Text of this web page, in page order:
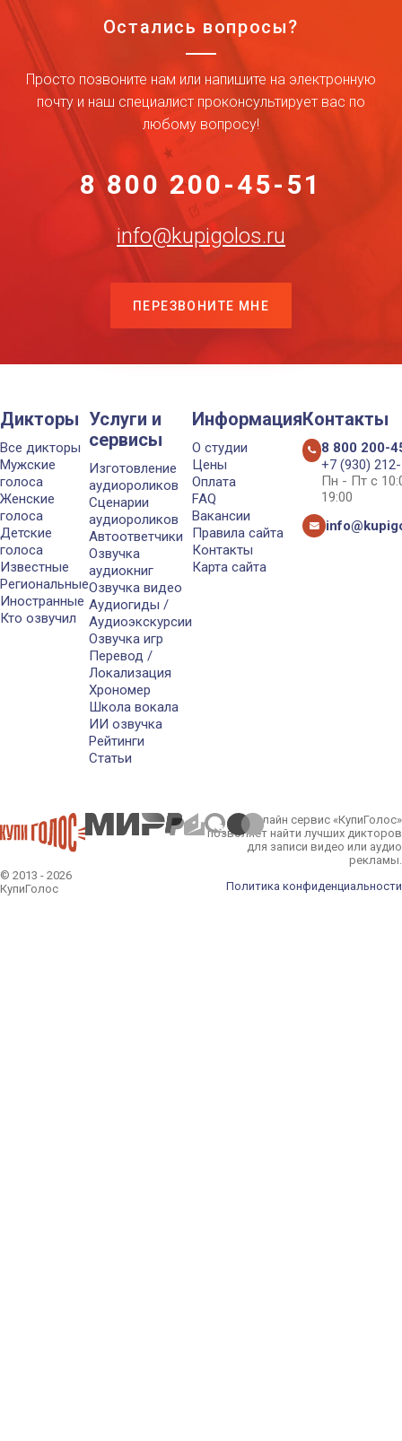
Остались вопросы?
Просто позвоните нам или напишите на электронную
почту и наш специалист проконсультирует вас по
любому вопросу!
8 800 200-45-51
info@kupigolos.ru
ПЕРЕЗВОНИТЕ МНЕ
Дикторы
Все дикторы
Мужские
голоса
Женские
голоса
Детские
голоса
Известные
Региональные
Иностранные
Кто озвучил
Услуги и
сервисы
Изготовление
аудиороликов
Сценарии
аудиороликов
Автоответчики
Озвучка
аудиокниг
Озвучка видео
Аудиогиды /
Аудиоэкскурсии
Озвучка игр
Перевод /
Локализация
Хрономер
Школа вокала
ИИ озвучка
Рейтинги
Статьи
Информация
О студии
Цены
Оплата
FAQ
Вакансии
Правила сайта
Контакты
Карта сайта
Контакты
8 800 200-
+7 (930)
Пн - Пт с
19:00
© 2013 - 2026
КупиГолос
Онлайн сервис «КупиГолос»
позволяет найти лучших дикторов
для записи видео или аудио
рекламы.
Политика конфиденциальности